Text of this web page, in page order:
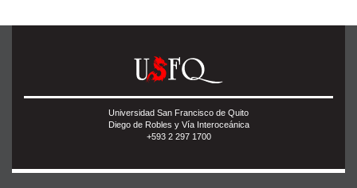
Universidad San Francisco de Quito
Diego de Robles y Vía Interoceánica
+593 2 297 1700